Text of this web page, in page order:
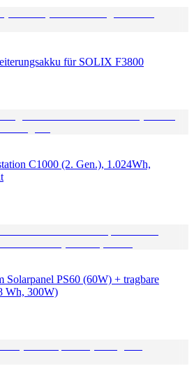
für SOLIX F3800
C1000 (2. Gen.), 1.024Wh,
Solarpanel PS60 (60W) + tragbare
Wh, 300W)